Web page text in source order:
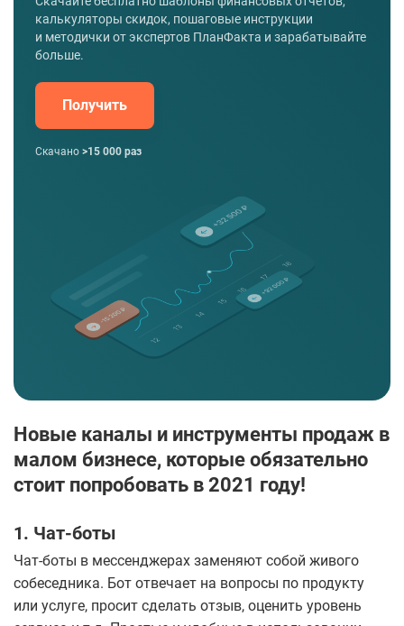
калькуляторы скидок, пошаговые инструкции
и методички от экспертов ПланФакта и зарабатывайте
больше.
Получить
Скачано >15 000 раз
Новые каналы и инструменты продаж в
малом бизнесе, которые обязательно
стоит попробовать в 2021 году!
1. Чат-боты
Чат-боты в мессенджерах заменяют собой живого
собеседника. Бот отвечает на вопросы по продукту
или услуге, просит сделать отзыв, оценить уровень